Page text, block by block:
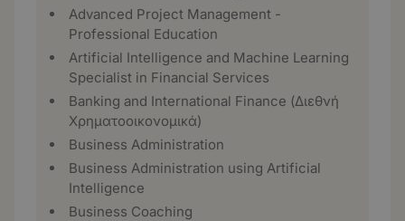
Advanced Project Management -
Professional Education
Artificial Intelligence and Machine Learning
Specialist in Financial Services
Banking and International Finance (Διεθνή
Χρηματοοικονομικά)
Business Administration
Business Administration using Artificial
Intelligence
Business Coaching